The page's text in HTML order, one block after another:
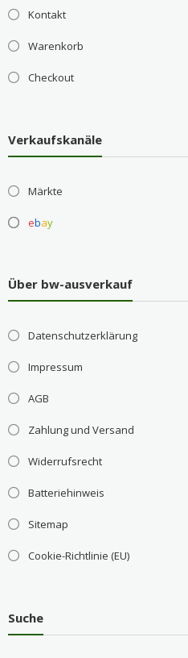
Kontakt
Warenkorb
Checkout
Verkaufskanäle
Märkte
ebay
Über bw-ausverkauf
Datenschutzerklärung
Impressum
AGB
Zahlung und Versand
Widerrufsrecht
Batteriehinweis
Sitemap
Cookie-Richtlinie (EU)
Suche